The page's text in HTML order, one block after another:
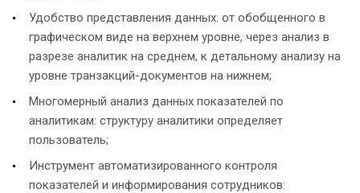
Удобство представления данных: от обобщенного в
графическом виде на верхнем уровне, через анализ в
разрезе аналитик на среднем, к детальному анализу на
уровне транзакций-документов на нижнем;
Многомерный анализ данных показателей по
аналитикам: структуру аналитики определяет
пользователь;
Инструмент автоматизированного контроля
показателей и информирования сотрудников: